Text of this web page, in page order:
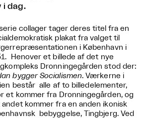
i dag.
collager tager deres titel fra en
plakat fra valget til
i København i
Henover et billede af det nye
Dronningegården stod der:
bygger Socialismen. Værkerne i
består alle af to billedelementer,
et kommer fra Dronningegården, og
andet kommer fra en anden ikonisk
bebyggelse, Tingbjerg. Ved